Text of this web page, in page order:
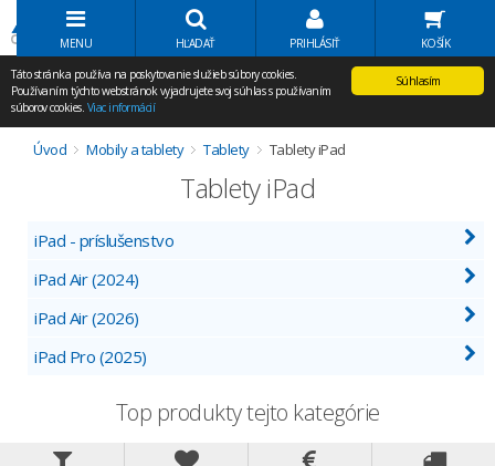
Volať Agem
MENU HĽADAŤ PRIHLÁSIŤ KOŠÍK
Súhlasím
Táto stránka používa na poskytovanie služieb súbory cookies.
Používaním týchto webstránok vyjadrujete svoj súhlas s používaním
súborov cookies. Viac informácií
Úvod Mobily a tablety Tablety Tablety iPad
Tablety iPad
iPad - príslušenstvo
iPad Air (2024)
iPad Air (2026)
iPad Pro (2025)
Top produkty tejto kategórie